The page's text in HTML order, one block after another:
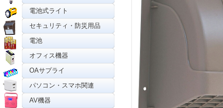
電池式ライト
セキュリティ・防災用品
電池
オフィス機器
OAサプライ
パソコン・スマホ関連
AV機器